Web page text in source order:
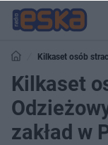
Kilkaset osób
Kilkaset
zakład w